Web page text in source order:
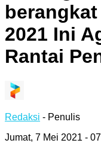
2021 Ini
Rantai
Redaksi - Penulis
Jumat, 7 Mei 2021 -